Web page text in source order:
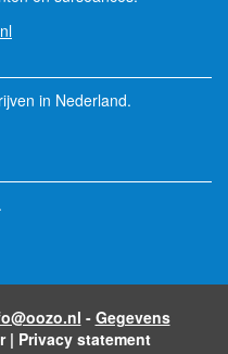
in Nederland.
- Gegevens
| Privacy statement